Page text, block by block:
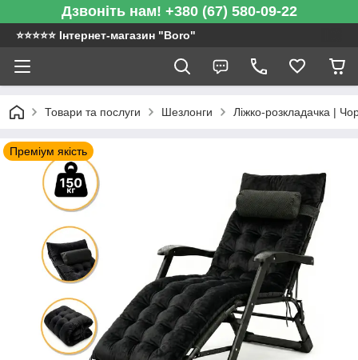
Дзвоніть нам! +380 (67) 580-09-22
⭐️⭐️⭐️⭐️⭐️ Інтернет-магазин "Boro"
Товари та послуги Шезлонги Ліжко-розкладачка |
Преміум якість